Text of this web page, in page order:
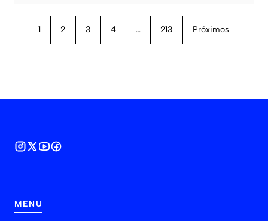
1 2 3 4 … 213 Próximos
MENU